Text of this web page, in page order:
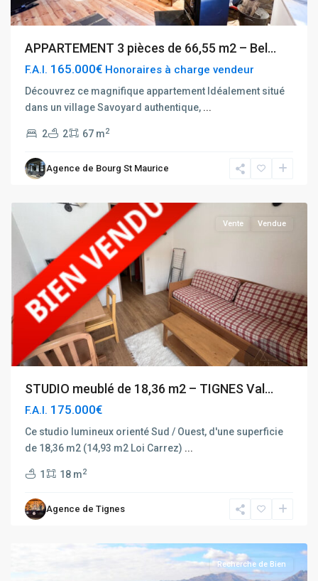
APPARTEMENT 3 pièces de 66,55 m2 – Bel...
F.A.I. 165.000€ Honoraires à charge vendeur
Découvrez ce magnifique appartement Idéalement situé
dans un village Savoyard authentique, ...
2 2 67 m2
Agence de Bourg St Maurice
Val
Claret
Grande
Vente Vendue
STUDIO meublé de 18,36 m2 – TIGNES Val...
F.A.I. 175.000€
Ce studio lumineux orienté Sud / Ouest, d'une superficie
de 18,36 m2 (14,93 m2 Loi Carrez) ...
1 18 m2
Agence de Tignes
Recherche de Bien